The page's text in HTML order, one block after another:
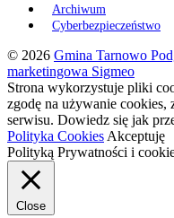
Archiwum
Cyberbezpieczeństwo
© 2026 Gmina Tarnowo
marketingowa Sigmeo
Strona wykorzystuje pliki
zgodę na używanie
serwisu. Dowiedz się jak
Polityka Cookies Akceptuję
Polityką Prywatności i
Close